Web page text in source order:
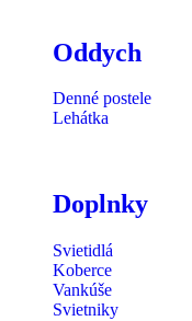
Oddych
Denné postele
Lehátka
Doplnky
Svietidlá
Koberce
Vankúše
Svietniky